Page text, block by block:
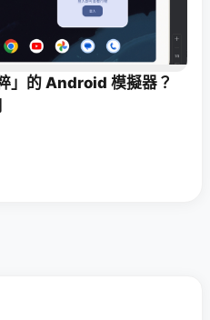
」的 Android 模擬器？